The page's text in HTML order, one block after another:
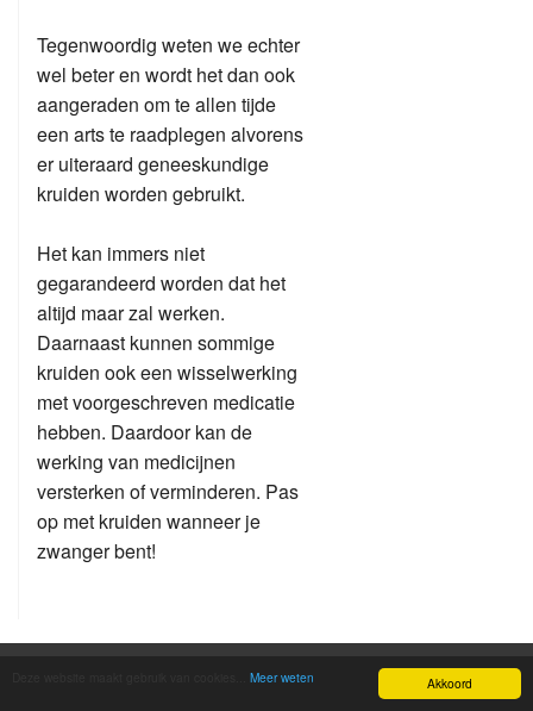
Akkoord
Meer weten
Tegenwoordig weten we echter
wel beter en wordt het dan ook
aangeraden om te allen tijde
een arts te raadplegen alvorens
er uiteraard geneeskundige
kruiden worden gebruikt.
Het kan immers niet
gegarandeerd worden dat het
altijd maar zal werken.
Daarnaast kunnen sommige
kruiden ook een wisselwerking
met voorgeschreven medicatie
hebben. Daardoor kan de
werking van medicijnen
versterken of verminderen. Pas
op met kruiden wanneer je
zwanger bent!